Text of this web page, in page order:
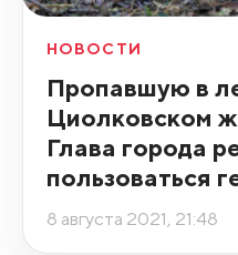
НОВОСТИ
Пропавшую в
Циолковском
Глава города
пользоваться
8 августа 2021, 21:48